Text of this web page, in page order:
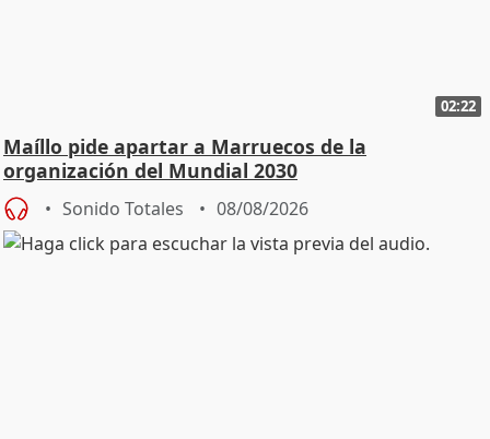
02:22
Maíllo pide apartar a Marruecos de la
organización del Mundial 2030
Sonido Totales 08/08/2026